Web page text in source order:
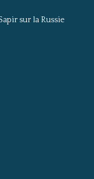
sur la Russie